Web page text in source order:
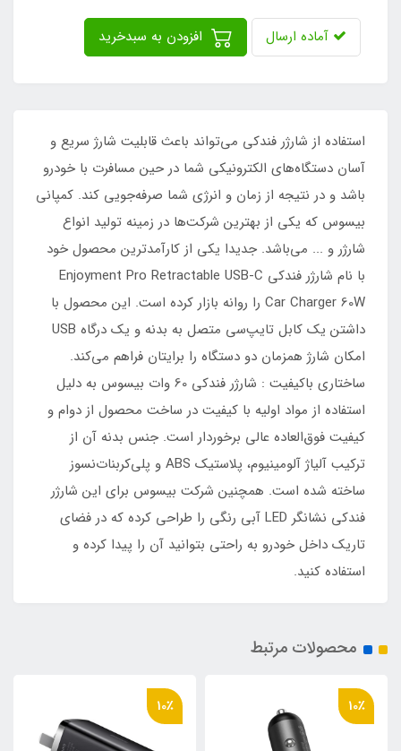
آماده ارسال
استفاده از شارژر فندکی می‌تواند باعث قابلیت شارژ سریع و
آسان دستگاه‌های الکترونیکی شما در حین مسافرت با خودرو
باشد و در نتیجه از زمان و انرژی شما صرفه‌جویی کند. کمپانی
بیسوس که یکی از بهترین شرکت‌ها در زمینه تولید انواع
شارژر و ... می‌باشد. جدیدا یکی از کارآمد‌ترین محصول خود
با نام شارژر فندکی Enjoyment Pro Retractable USB-C
Car Charger 60W را روانه بازار کرده است. این محصول با
داشتن یک کابل تایپ‌سی متصل به بدنه و یک درگاه USB
امکان شارژ همزمان دو دستگاه را برایتان فراهم می‌کند.
ساختاری باکیفیت : شارژر فندکی 60 وات بیسوس به دلیل
استفاده از مواد اولیه با کیفیت در ساخت محصول از دوام و
کیفیت فوق‌العاده عالی برخوردار است. جنس بدنه آن از
ترکیب آلیاژ آلومینیوم، پلاستیک ABS و پلی‌کربنات‌نسوز
ساخته شده است. همچنین شرکت بیسوس برای این شارژر
فندکی نشانگر LED آبی رنگی را طراحی کرده که در فضای
تاریک داخل خودرو به راحتی بتوانید آن را پیدا کرده و
استفاده کنید.
محصولات مرتبط
10٪ 10٪